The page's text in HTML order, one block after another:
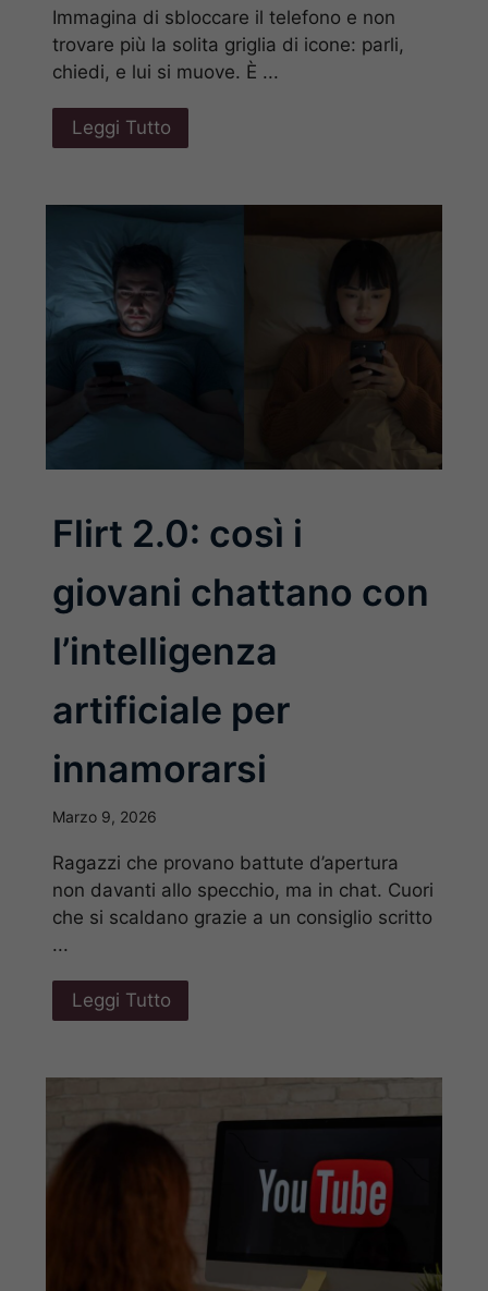
Immagina di sbloccare il telefono e non
trovare più la solita griglia di icone: parli,
chiedi, e lui si muove. È ...
Leggi Tutto
Flirt 2.0: così i
giovani chattano con
l’intelligenza
artificiale per
innamorarsi
Marzo 9, 2026
Ragazzi che provano battute d’apertura
non davanti allo specchio, ma in chat. Cuori
che si scaldano grazie a un consiglio scritto
...
Leggi Tutto